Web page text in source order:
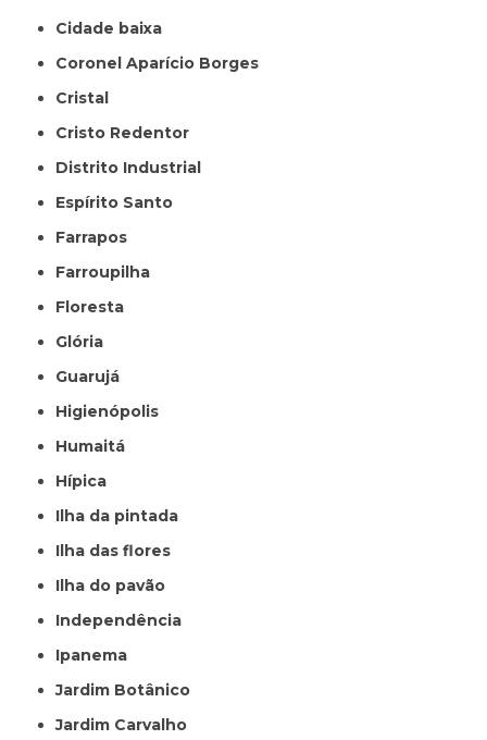
Cidade baixa
Coronel Aparício Borges
Cristal
Cristo Redentor
Distrito Industrial
Espírito Santo
Farrapos
Farroupilha
Floresta
Glória
Guarujá
Higienópolis
Humaitá
Hípica
Ilha da pintada
Ilha das flores
Ilha do pavão
Independência
Ipanema
Jardim Botânico
Jardim Carvalho